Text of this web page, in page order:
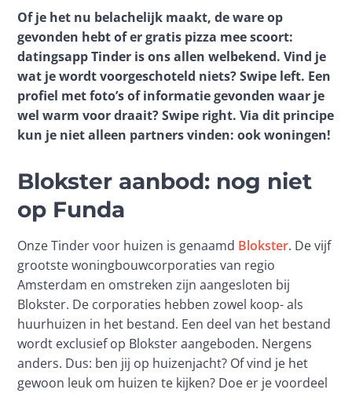
Of je het nu belachelijk maakt, de ware op
gevonden hebt of er gratis pizza mee scoort:
datingsapp Tinder is ons allen welbekend. Vind je
wat je wordt voorgeschoteld niets? Swipe left. Een
profiel met foto’s of informatie gevonden waar je
wel warm voor draait? Swipe right. Via dit principe
kun je niet alleen partners vinden: ook woningen!
Blokster aanbod: nog niet
op Funda
Onze Tinder voor huizen is genaamd Blokster. De vijf
grootste woningbouwcorporaties van regio
Amsterdam en omstreken zijn aangesloten bij
Blokster. De corporaties hebben zowel koop- als
huurhuizen in het bestand. Een deel van het bestand
wordt exclusief op Blokster aangeboden. Nergens
anders. Dus: ben jij op huizenjacht? Of vind je het
gewoon leuk om huizen te kijken? Doe er je voordeel